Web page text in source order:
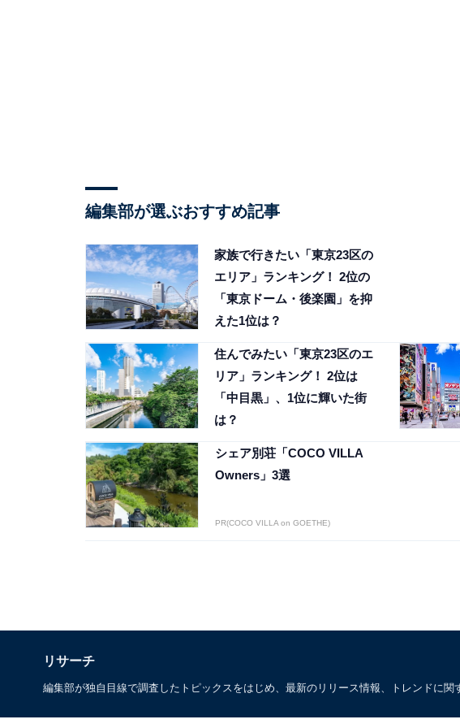
編集部が選ぶおすすめ記事
家族で行きたい「東京23区の
エリア」ランキング！ 2位の
「東京ドーム・後楽園」を抑
えた1位は？
住んでみたい「東京23区のエ
リア」ランキング！ 2位は
「中目黒」、1位に輝いた街
は？
シェア別荘「COCO VILLA
Owners」3選
PR(COCO VILLA on GOETHE)
リサーチ
編集部が独自目線で調査したトピックスをはじめ、最新のリリース情報、トレンドに